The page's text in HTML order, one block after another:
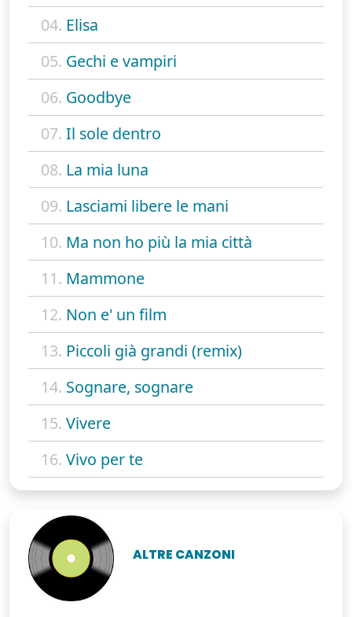
04. Elisa
05. Gechi e vampiri
06. Goodbye
07. Il sole dentro
08. La mia luna
09. Lasciami libere le mani
10. Ma non ho più la mia città
11. Mammone
12. Non e' un film
13. Piccoli già grandi (remix)
14. Sognare, sognare
15. Vivere
16. Vivo per te
ALTRE CANZONI